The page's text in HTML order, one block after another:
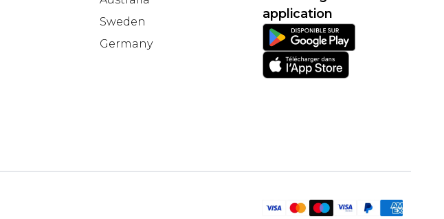
Sweden
Germany
application